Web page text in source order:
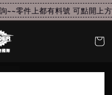
~~零件上都有料號 可點開上